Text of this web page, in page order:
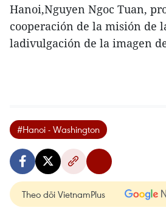
Hanoi,Nguyen Ngoc Tuan,
cooperación de la misión de
ladivulgación de la imagen
#Hanoi - Washington
Theo dõi VietnamPlus